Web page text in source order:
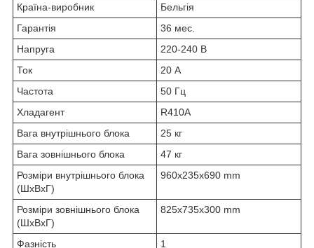
Країна-виробник
Бельгія
Гарантія
36 мес.
Напруга
220-240 В
Ток
20 А
Частота
50 Гц
Хладагент
R410A
Вага внутрішнього блока
25 кг
Вага зовнішнього блока
47 кг
Розміри внутрішнього блока
(ШхВхГ)
960x235x690 mm
Розміри зовнішнього блока
(ШxВxГ)
825x735x300 mm
Фазність 1